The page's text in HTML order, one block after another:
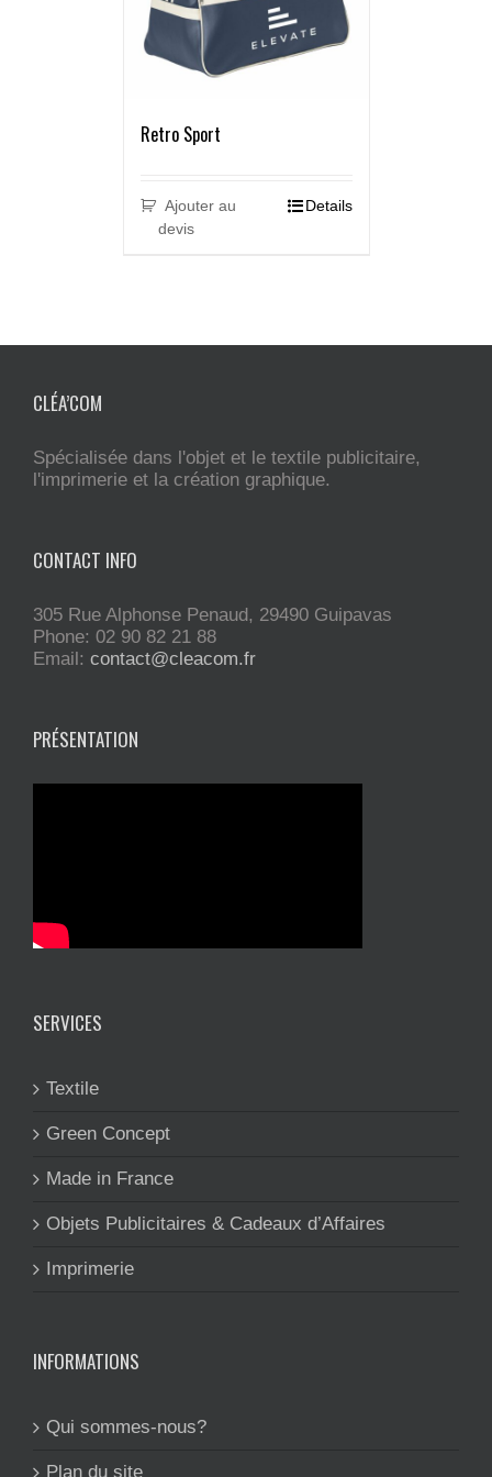
Retro Sport
Ajouter au
devis
Details
CLÉA’COM
Spécialisée dans l'objet et le textile publicitaire,
l'imprimerie et la création graphique.
CONTACT INFO
305 Rue Alphonse Penaud, 29490 Guipavas
Phone: 02 90 82 21 88
Email: contact@cleacom.fr
PRÉSENTATION
SERVICES
Textile
Green Concept
Made in France
Objets Publicitaires & Cadeaux d’Affaires
Imprimerie
INFORMATIONS
Qui sommes-nous?
Plan du site